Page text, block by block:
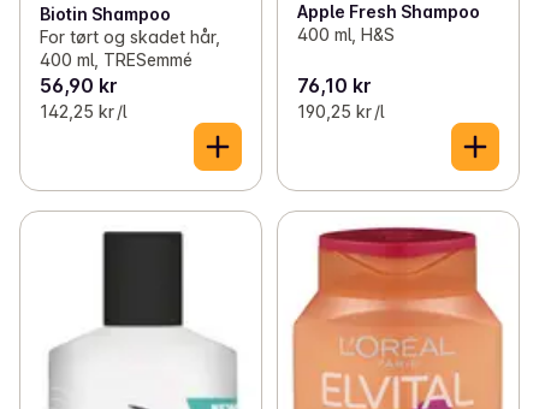
Biotin Shampoo
For tørt og skadet hår,
400 ml, TRESemmé
56,90 kr
142,25 kr /l
Apple Fresh Shampoo
400 ml, H&S
76,10 kr
190,25 kr /l